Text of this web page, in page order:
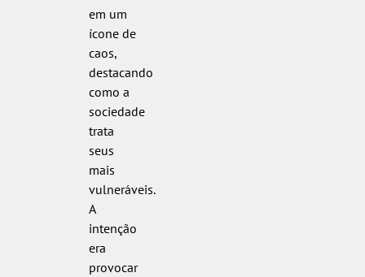
em um
ícone de
caos,
destacando
como a
sociedade
trata
seus
mais
vulneráveis.
A
intenção
era
provocar